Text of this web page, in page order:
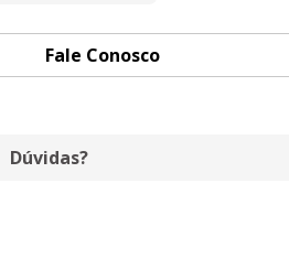
Fale Conosco
Dúvidas?